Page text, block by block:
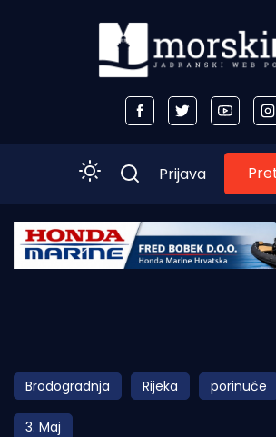
Početna
Obala
Otoci
Prijava
Brodogradnja Rijeka porinuće
3. Maj